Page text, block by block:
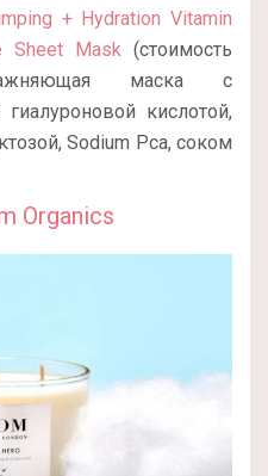
+ Hydration Vitamin
Sheet Mask (стоимость
маска с
кислотой,
Sodium Pca, соком
Organics